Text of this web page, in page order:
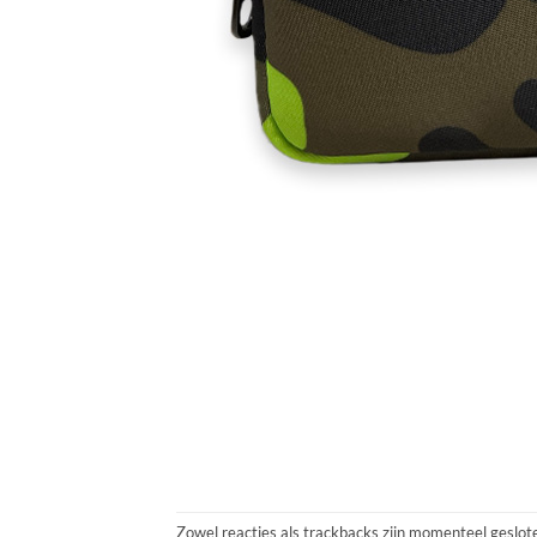
Zowel reacties als trackbacks zijn momenteel